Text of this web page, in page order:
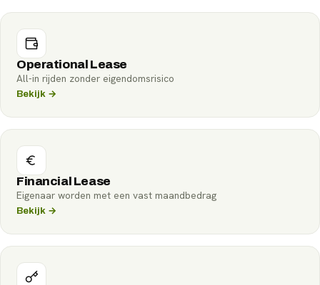
Operational Lease
All-in rijden zonder eigendomsrisico
Bekijk →
Financial Lease
Eigenaar worden met een vast maandbedrag
Bekijk →